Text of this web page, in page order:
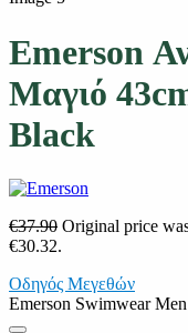
Emerson
Μαγιό
Black
€37.90 Original price
€30.32.
Οδηγός Μεγεθών
Emerson Swimwear Men